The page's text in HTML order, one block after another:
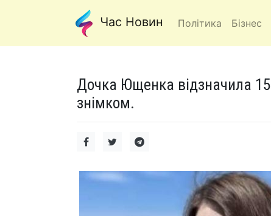
Час Новин Політика Бізнес
Дочка Ющенка відзначила
знімком.